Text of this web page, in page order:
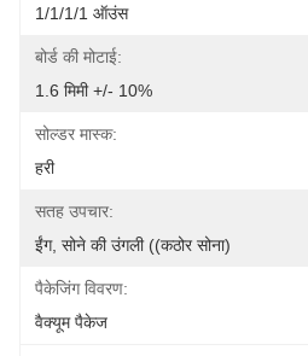
1/1/1/1 ऑउंस
बोर्ड की मोटाई:
1.6 मिमी +/- 10%
सोल्डर मास्क:
हरी
सतह उपचार:
ईंग, सोने की उंगली ((कठोर सोना)
पैकेजिंग विवरण:
वैक्यूम पैकेज